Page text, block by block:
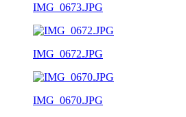
IMG_0673.JPG
IMG_0672.JPG
IMG_0670.JPG